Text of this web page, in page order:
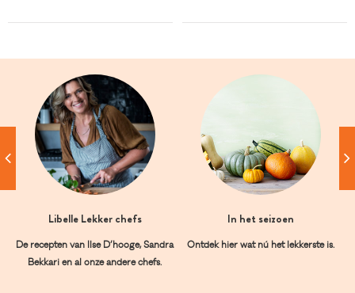
Libelle Lekker chefs
De recepten van Ilse D’hooge, Sandra
Bekkari en al onze andere chefs.
In het seizoen
Ontdek hier wat nú het lekkerste is.